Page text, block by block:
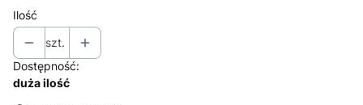
Ilość
szt.
Dostępność:
duża ilość